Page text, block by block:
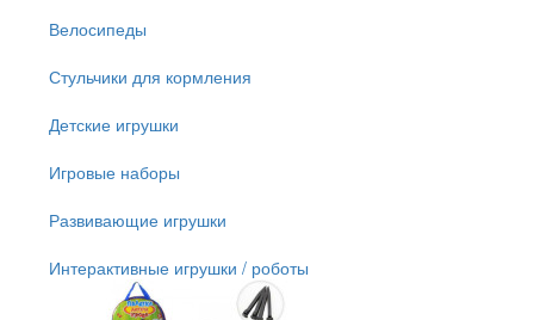
Велосипеды
Стульчики для кормления
Детские игрушки
Игровые наборы
Развивающие игрушки
Интерактивные игрушки / роботы